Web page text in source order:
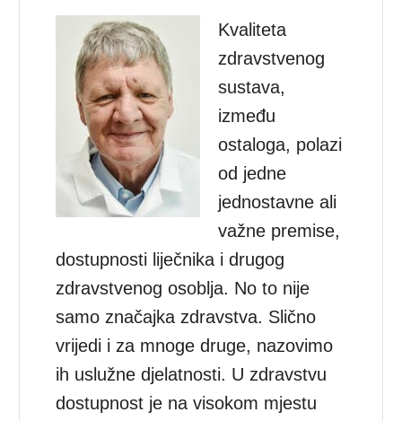
Kvaliteta
zdravstvenog
sustava,
između
ostaloga, polazi
od jedne
jednostavne ali
važne premise,
dostupnosti liječnika i drugog
zdravstvenog osoblja. No to nije
samo značajka zdravstva. Slično
vrijedi i za mnoge druge, nazovimo
ih uslužne djelatnosti. U zdravstvu
dostupnost je na visokom mjestu